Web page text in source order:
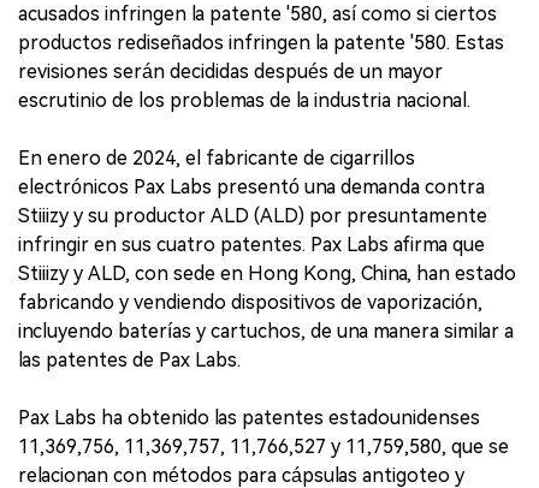
acusados infringen la patente '580, así como si ciertos
productos rediseñados infringen la patente '580. Estas
revisiones serán decididas después de un mayor
escrutinio de los problemas de la industria nacional.
En enero de 2024, el fabricante de cigarrillos
electrónicos Pax Labs presentó una demanda contra
Stiiizy y su productor ALD (ALD) por presuntamente
infringir en sus cuatro patentes. Pax Labs afirma que
Stiiizy y ALD, con sede en Hong Kong, China, han estado
fabricando y vendiendo dispositivos de vaporización,
incluyendo baterías y cartuchos, de una manera similar a
las patentes de Pax Labs.
Pax Labs ha obtenido las patentes estadounidenses
11,369,756, 11,369,757, 11,766,527 y 11,759,580, que se
relacionan con métodos para cápsulas antigoteo y